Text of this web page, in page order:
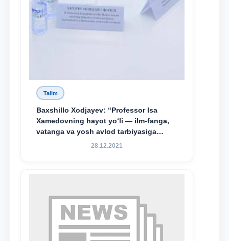
Talim
Baxshillo Xodjayev: “Professor Isa
Xamedovning hayot yo‘li — ilm-fanga,
vatanga va yosh avlod tarbiyasiga
sodiqlikning oliy namunasidir”.
28.12.2021